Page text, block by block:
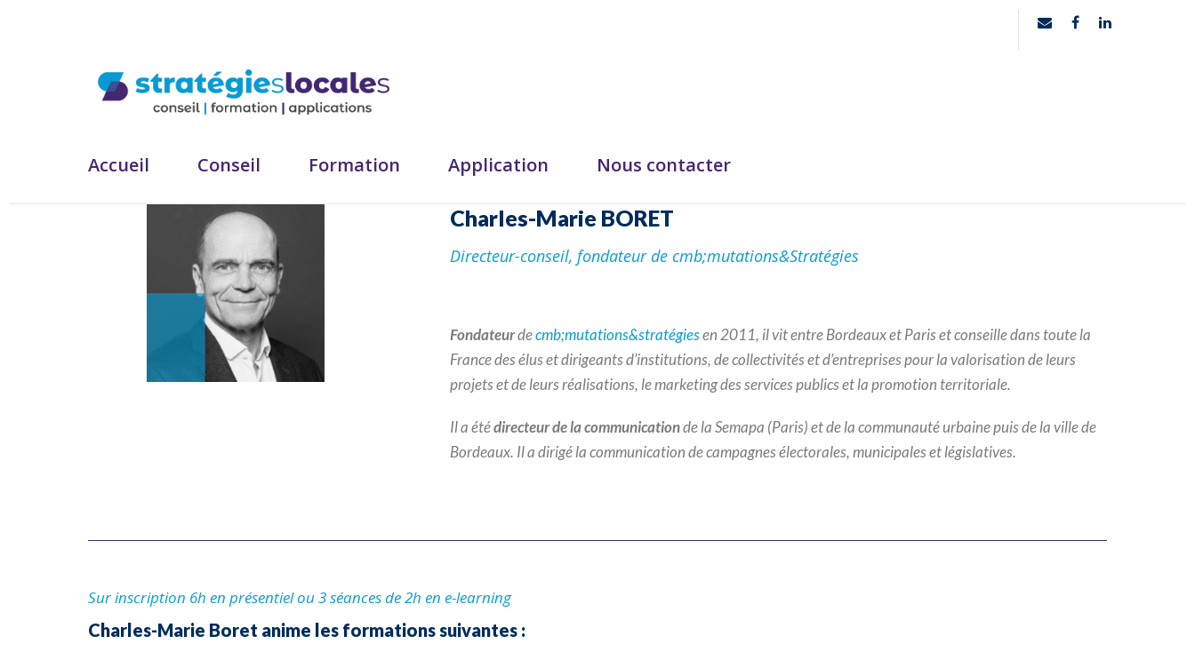
Accueil Conseil Formation Application Nous contacter
Charles-Marie BORET
Directeur-conseil, fondateur de cmb;mutations&Stratégies
Fondateurdecmb;mutations&stratégiesen 2011, il vit entre Bordeaux et Paris et conseille dans toute la
France des élus et dirigeants d’institutions, de collectivités et d’entreprises pour la valorisation de leurs
projets et de leurs réalisations, le marketing des services publics et la promotion territoriale.
Il a étédirecteur de la communicationde la Semapa (Paris) et de la communauté urbaine puis de la ville de
Bordeaux. Il a dirigé la communication de campagnes électorales, municipales et législatives.
Sur inscription 6h en présentiel ou 3 séances de 2h en e-learning
Charles-Marie Boret anime les formations suivantes :